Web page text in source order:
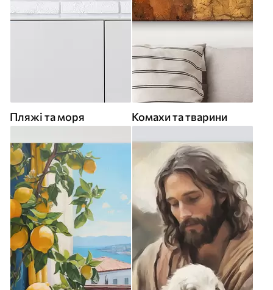
Пляжі та моря Комахи та тварини